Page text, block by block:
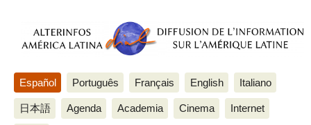
Español Português Français English Italiano
日本語 Agenda Academia Cinema Internet